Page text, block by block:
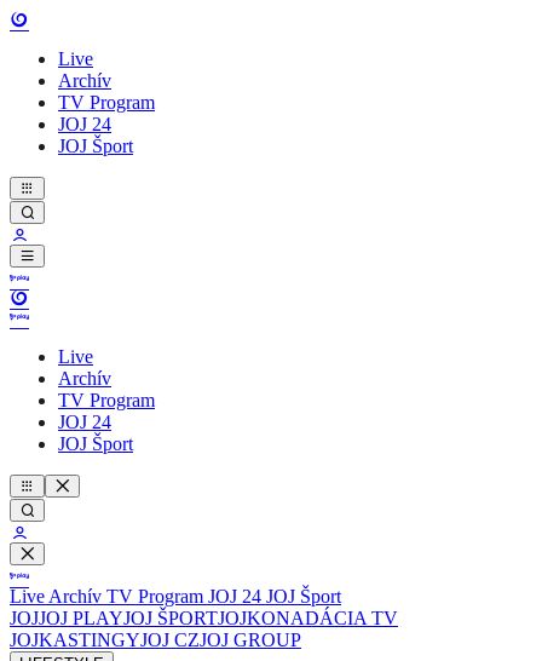
Live
Archív
TV Program
JOJ 24
JOJ Šport
Live
Archív
TV Program
JOJ 24
JOJ Šport
Live Archív TV Program JOJ 24 JOJ Šport
JOJJOJ PLAYJOJ ŠPORTJOJKONADÁCIA TV
JOJKASTINGYJOJ CZJOJ GROUP